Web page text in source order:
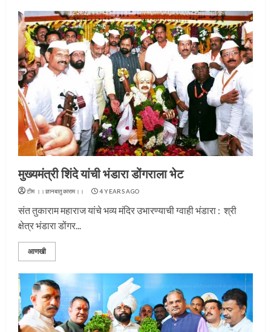
मुख्यमंत्री शिंदे यांची भंडारा डोंगराला भेट
टीम ।।ज्ञानबातुकाराम।। 4 YEARS AGO
संत तुकाराम महाराज यांचे भव्य मंदिर उभारण्याची ग्वाही भंडारा : श्री
क्षेत्र भंडारा डोंगर...
आणखी